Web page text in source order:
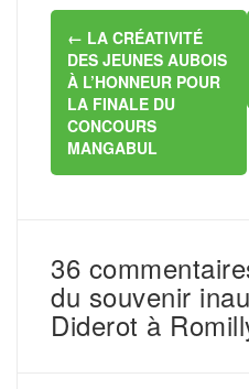
Navigation
d'article
← LA CRÉATIVITÉ
DES JEUNES AUBOIS
À L’HONNEUR POUR
LA FINALE DU
CONCOURS
MANGABUL
36
du souvenir
Diderot à